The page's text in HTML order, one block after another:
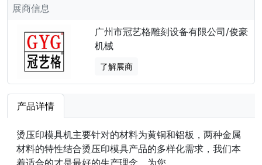
展商信息
广州市冠艺格雕刻设备有限公司/俊豪
机械
了解展商
产品详情
烫压印模具机主要针对的材料为黄铜和铝板，两种金属
材料的特性结合烫压印模具产品的多样化需求，我们本